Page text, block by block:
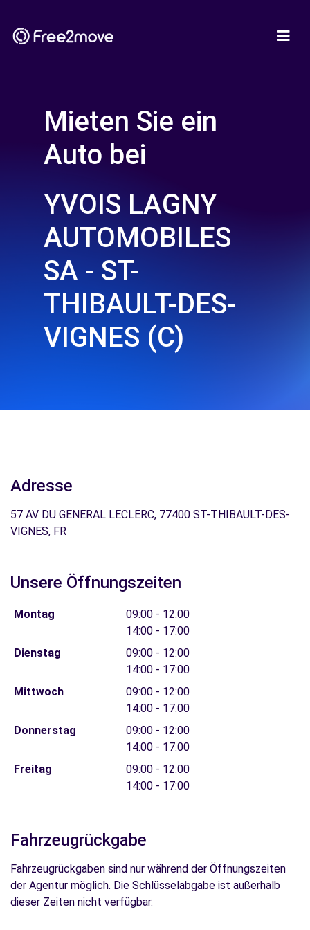
Mieten Sie ein
Auto bei
YVOIS LAGNY
AUTOMOBILES
SA - ST-
THIBAULT-DES-
VIGNES (C)
Adresse
57 AV DU GENERAL LECLERC, 77400 ST-THIBAULT-DES-
VIGNES, FR
Unsere Öffnungszeiten
Montag
09:00 - 12:00
14:00 - 17:00
Dienstag
09:00 - 12:00
14:00 - 17:00
Mittwoch
09:00 - 12:00
14:00 - 17:00
Donnerstag
09:00 - 12:00
14:00 - 17:00
Freitag
09:00 - 12:00
14:00 - 17:00
Fahrzeugrückgabe
Fahrzeugrückgaben sind nur während der Öffnungszeiten
der Agentur möglich. Die Schlüsselabgabe ist außerhalb
dieser Zeiten nicht verfügbar.